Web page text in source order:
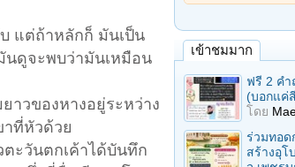
แต่ถ้าหลักก็ มันเป็น
นดูจะพบว่ามันเหมือน
าวของหางอยู่ระหว่าง
าที่หัวด้วย
ะวันตกเค้าได้บันทึก
เข้าชมมาก
ฟรี 2 ค
(บอกแค่
โดย
ร่วมทอ
สร้างอุโ